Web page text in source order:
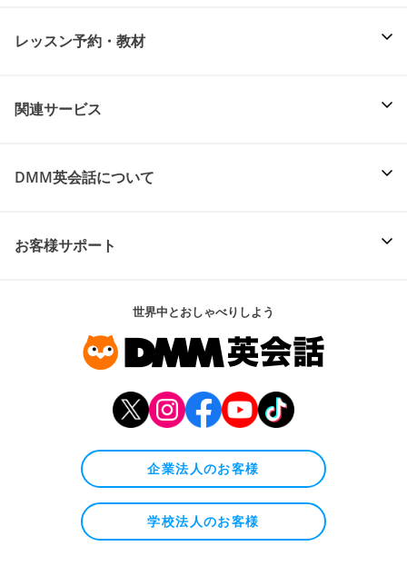
レッスン予約・教材
関連サービス
DMM英会話について
お客様サポート
世界中とおしゃべりしよう
企業法人のお客様
学校法人のお客様